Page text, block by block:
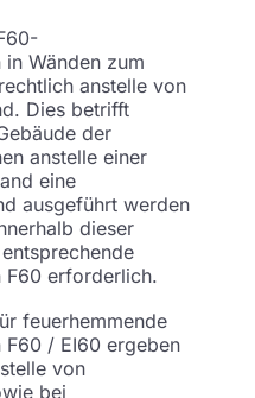
Wänden zum
anstelle von
Dies betrifft
der
anstelle einer
eine
ausgeführt werden
dieser
F60 erforderlich.
feuerhemmende
F60 / EI60 ergeben
von
bei